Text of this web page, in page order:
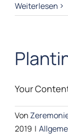
Weiterlesen
Your
Von
2019 |